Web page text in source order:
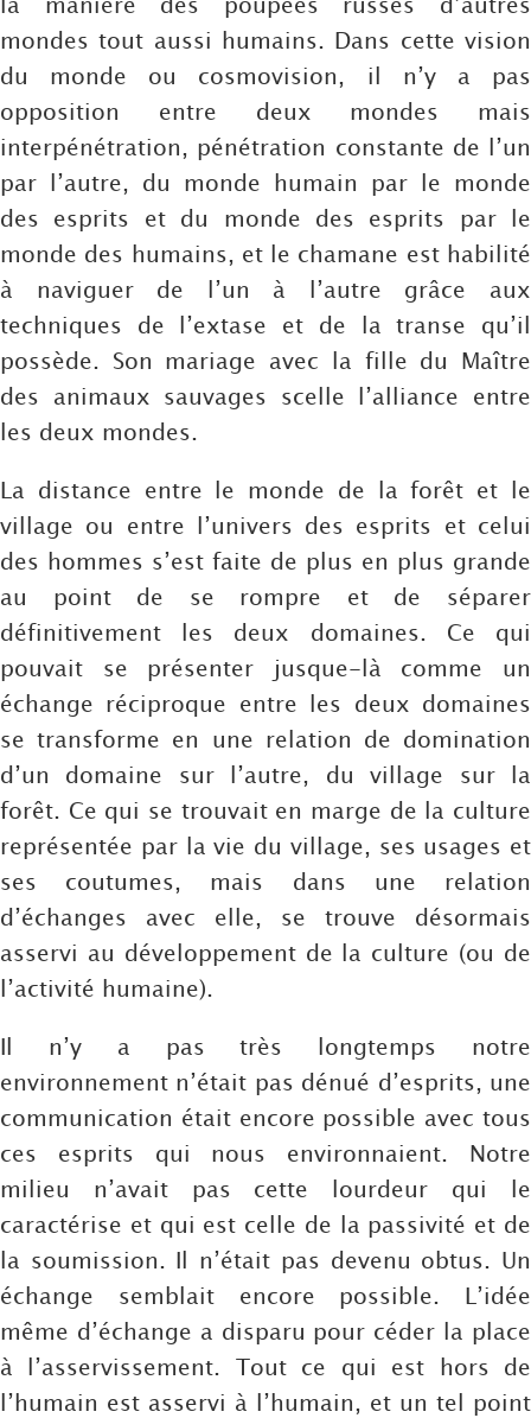
mondes tout aussi humains. Dans cette vision
du monde ou cosmovision, il n’y a pas
opposition entre deux mondes mais
interpénétration, pénétration constante de l’un
par l’autre, du monde humain par le monde
des esprits et du monde des esprits par le
monde des humains, et le chamane est habilité
à naviguer de l’un à l’autre grâce aux
techniques de l’extase et de la transe qu’il
possède. Son mariage avec la fille du Maître
des animaux sauvages scelle l’alliance entre
les deux mondes.
La distance entre le monde de la forêt et le
village ou entre l’univers des esprits et celui
des hommes s’est faite de plus en plus grande
au point de se rompre et de séparer
définitivement les deux domaines. Ce qui
pouvait se présenter jusque-là comme un
échange réciproque entre les deux domaines
se transforme en une relation de domination
d’un domaine sur l’autre, du village sur la
forêt. Ce qui se trouvait en marge de la culture
représentée par la vie du village, ses usages et
ses coutumes, mais dans une relation
d’échanges avec elle, se trouve désormais
asservi au développement de la culture (ou de
l’activité humaine).
Il n’y a pas très longtemps notre
environnement n’était pas dénué d’esprits, une
communication était encore possible avec tous
ces esprits qui nous environnaient. Notre
milieu n’avait pas cette lourdeur qui le
caractérise et qui est celle de la passivité et de
la soumission. Il n’était pas devenu obtus. Un
échange semblait encore possible. L’idée
même d’échange a disparu pour céder la place
à l’asservissement. Tout ce qui est hors de
l’humain est asservi à l’humain, et un tel point